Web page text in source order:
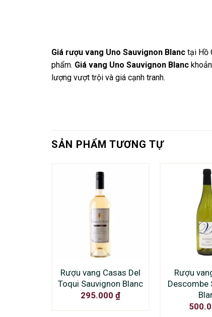
Giá rượu vang Uno Sauvignon Blanc tại Hồ
phẩm. Giá vang Uno Sauvignon Blanc
lượng vượt trội và giá cạnh tranh.
SẢN PHẨM TƯƠNG TỰ
Rượu vang Casas Del
Toqui Sauvignon Blanc
295.000 ₫
Rượu
Descombe